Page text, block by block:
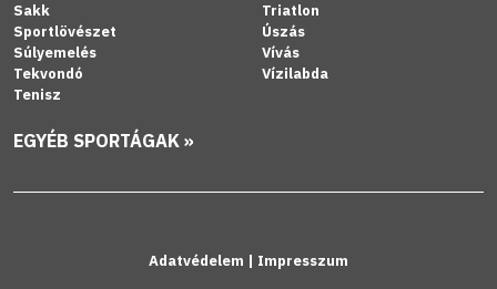
Sakk
Sportlövészet
Súlyemelés
Tekvondó
Tenisz
Triatlon
Úszás
Vívás
Vízilabda
EGYÉB SPORTÁGAK »
Adatvédelem | Impresszum